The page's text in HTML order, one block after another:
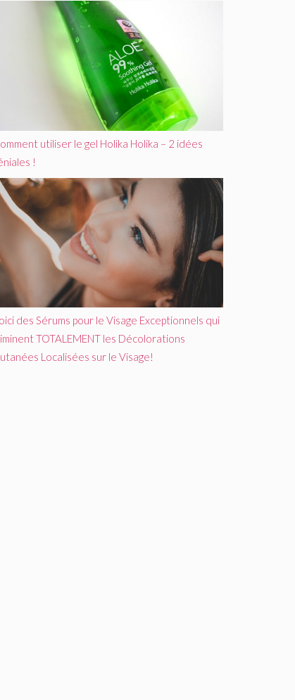
utiliser le gel Holika Holika – 2 idées
!
des Sérums pour le Visage Exceptionnels qui
TOTALEMENT les Décolorations
Localisées sur le Visage!